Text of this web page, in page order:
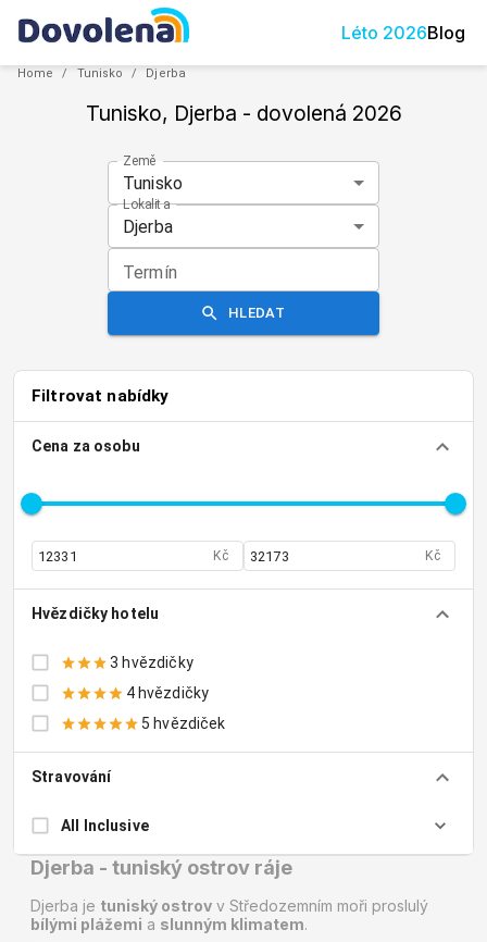
Léto 2026Blog
Home / Tunisko / Djerba
Tunisko, Djerba - dovolená 2026
Země
Tunisko
Lokalita
Djerba
Termín
HLEDAT
Filtrovat nabídky
Cena za osobu
Kč Kč
Hvězdičky hotelu
3 hvězdičky
4 hvězdičky
5 hvězdiček
Stravování
All Inclusive
Djerba - tuniský ostrov ráje
Djerba je tuniský ostrov v Středozemním moři proslulý
bílými plážemi a slunným klimatem.